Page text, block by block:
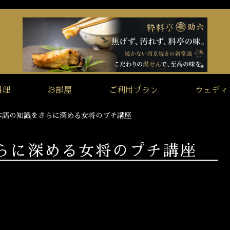
理 お部屋 ご利用プラン ウェディ
語の知識をさらに深める女将のプチ講座
に深める女将のプチ講座